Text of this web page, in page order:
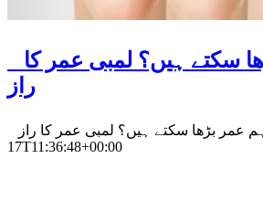
راز
عمر بڑھا سکتے ہیں؟ لمبی عمر کا راز
17T11:36:48+00:00